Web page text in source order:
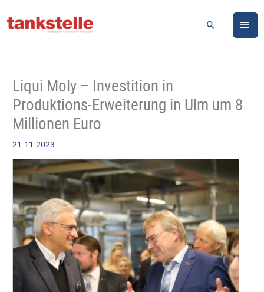
Inhalt
Suchen
Liqui Moly – Investition in
Produktions-Erweiterung in Ulm um 8
Millionen Euro
21-11-2023